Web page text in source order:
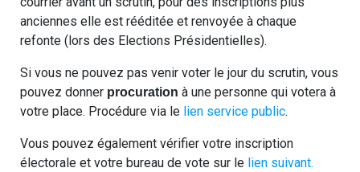
anciennes elle est rééditée et renvoyée à chaque
refonte (lors des Elections Présidentielles).
Si vous ne pouvez pas venir voter le jour du scrutin, vous
pouvez donner procuration à une personne qui votera à
votre place. Procédure via le lien service public.
Vous pouvez également vérifier votre inscription
électorale et votre bureau de vote sur le lien suivant.